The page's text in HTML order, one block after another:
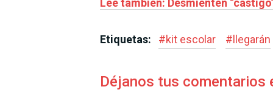
Leé también: Desmienten
Etiquetas: #kit escolar #llegarán
Déjanos tus comentarios